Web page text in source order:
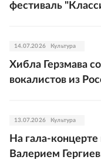
фестиваль
14.07.2026 Культура
Хибла Герзмава
вокалистов из
13.07.2026 Культура
На гала-
Валерием